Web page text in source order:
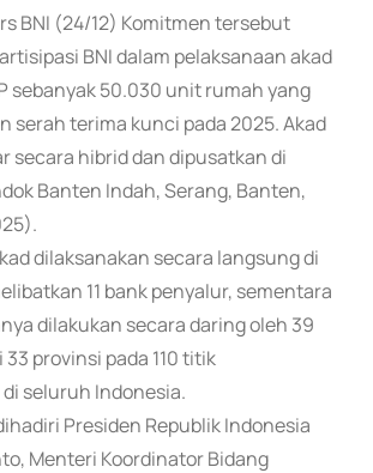
BNI (24/12) Komitmen tersebut
BNI dalam pelaksanaan akad
sebanyak 50.030 unit rumah yang
serah terima kunci pada 2025. Akad
secara hibrid dan dipusatkan di
Banten Indah, Serang, Banten,
dilaksanakan secara langsung di
11 bank penyalur, sementara
dilakukan secara daring oleh 39
provinsi pada 110 titik
seluruh Indonesia.
Presiden Republik Indonesia
Menteri Koordinator Bidang